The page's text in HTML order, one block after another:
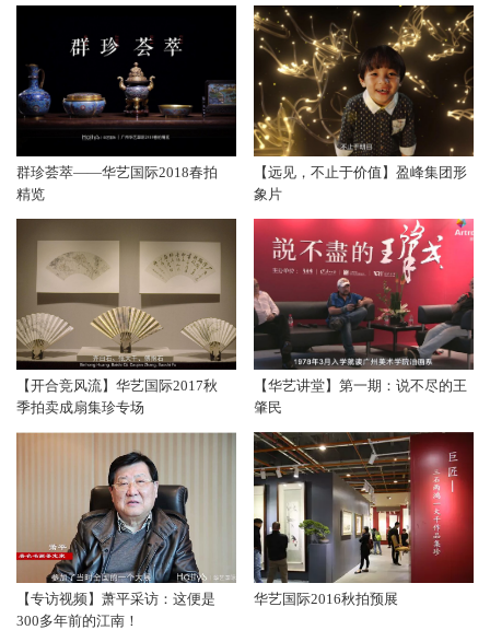
群珍荟萃——华艺国际2018春拍
精览
【远见，不止于价值】盈峰集团形
象片
【开合竞风流】华艺国际2017秋
季拍卖成扇集珍专场
【华艺讲堂】第一期：说不尽的王
肇民
【专访视频】萧平采访：这便是
300多年前的江南！
华艺国际2016秋拍预展